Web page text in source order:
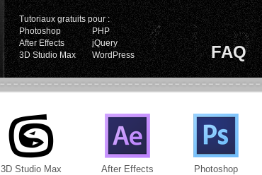
Tutoriaux gratuits pour :
Photoshop
PHP
After Effects
jQuery
3D Studio Max
WordPress FAQ
3D Studio Max After Effects Photoshop